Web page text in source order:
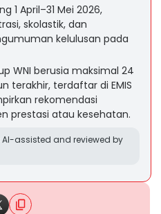
1 April–31 Mei 2026,
skolastik, dan
kelulusan pada
WNI berusia maksimal 24
terakhir, terdaftar di EMIS
rekomendasi
prestasi atau kesehatan.
assisted and reviewed by